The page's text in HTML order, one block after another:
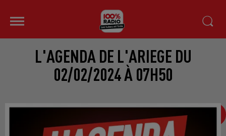
L'AGENDA DE L'ARIEGE DU
02/02/2024 À 07H50